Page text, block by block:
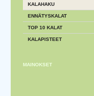
KALAHAKU
ENNÄTYSKALAT
TOP 10 KALAT
KALAPISTEET
MAINOKSET